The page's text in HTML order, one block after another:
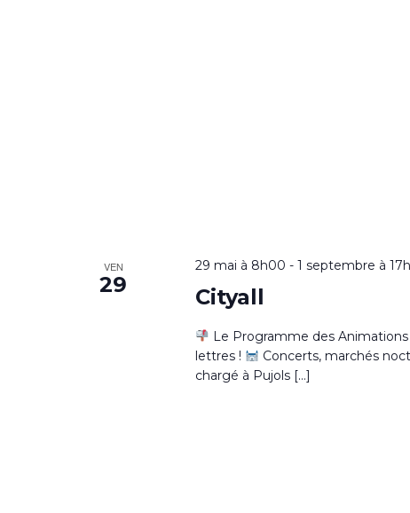
VEN
29
29 mai à 8h00 - 1 septembre à
Cityall
Le Programme des
lettres !
Concerts, marchés
chargé à Pujols […]